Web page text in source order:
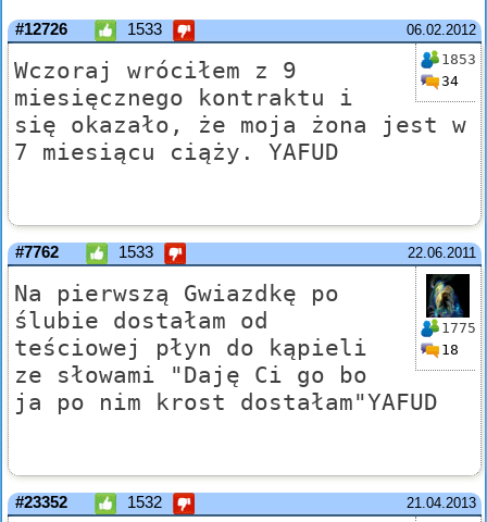
06.02.2012
#12726 1533
1853
34
Wczoraj wróciłem z 9
miesięcznego kontraktu i
się okazało, że moja żona jest w
7 miesiącu ciąży. YAFUD
22.06.2011
#7762 1533
1775
18
Na pierwszą Gwiazdkę po
ślubie dostałam od
teściowej płyn do kąpieli
ze słowami "Daję Ci go bo
ja po nim krost dostałam"YAFUD
21.04.2013
#23352 1532